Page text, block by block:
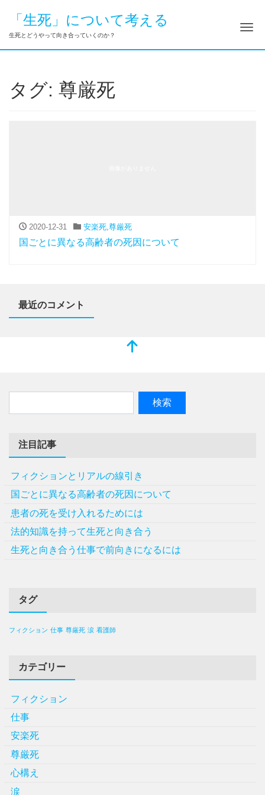
「生死」について考える
生死とどうやって向き合っていくのか？ ナ
タグ: 尊厳死
2020-12-31 安楽死,尊厳死
国ごとに異なる高齢者の死因について
最近のコメント
注目記事
フィクションとリアルの線引き
国ごとに異なる高齢者の死因について
患者の死を受け入れるためには
法的知識を持って生死と向き合う
生死と向き合う仕事で前向きになるには
タグ
フィクション 仕事 尊厳死 涙 看護師
カテゴリー
フィクション
仕事
安楽死
尊厳死
心構え
涙